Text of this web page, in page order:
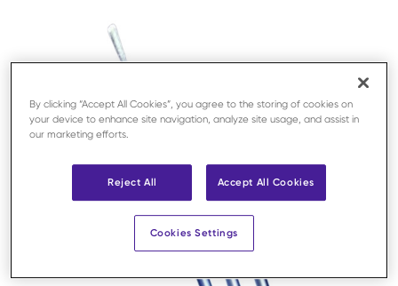
By clicking “Accept All Cookies”, you agree to the storing of cookies on
your device to enhance site navigation, analyze site usage, and assist in
our marketing efforts.
Reject All Accept All Cookies
Cookies Settings